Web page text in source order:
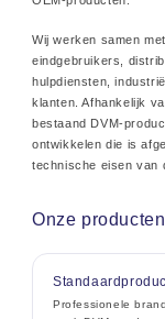
Wij werken samen
eindgebruikers,
hulpdiensten,
klanten. Afhankelijk
bestaand DVM-
ontwikkelen die is
technische eisen van
Onze
Professionele